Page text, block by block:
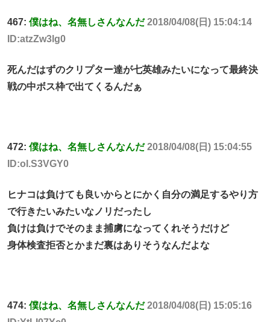
467: 僕はね、名無しさんなんだ 2018/04/08(日) 15:04:14
ID:atzZw3lg0
死んだはずのクリプター達が七英雄みたいになって最終決
戦の中ボス枠で出てくるんだぁ
472: 僕はね、名無しさんなんだ 2018/04/08(日) 15:04:55
ID:ol.S3VGY0
ヒナコは負けても良いからとにかく自分の満足するやり方
で行きたいみたいなノリだったし
負けは負けでそのまま捕虜になってくれそうだけど
身体検査拒否とかまだ裏はありそうなんだよな
474: 僕はね、名無しさんなんだ 2018/04/08(日) 15:05:16